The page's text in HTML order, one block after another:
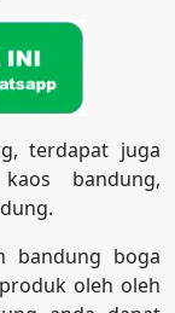
terdapat juga
bandung,
bandung boga
oleh oleh